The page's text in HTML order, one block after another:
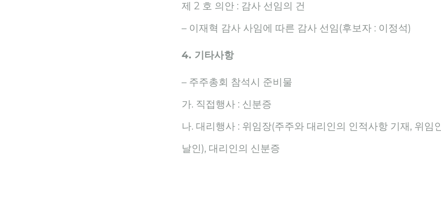
제 2 호 의안 : 감사 선임의 건
– 이재혁 감사 사임에 따른 감사 선임(후보자 : 이정석)
4. 기타사항
– 주주총회 참석시 준비물
가. 직접행사 : 신분증
나. 대리행사 : 위임장(주주와 대리인의 인적사항 기재, 위임
날인), 대리인의 신분증